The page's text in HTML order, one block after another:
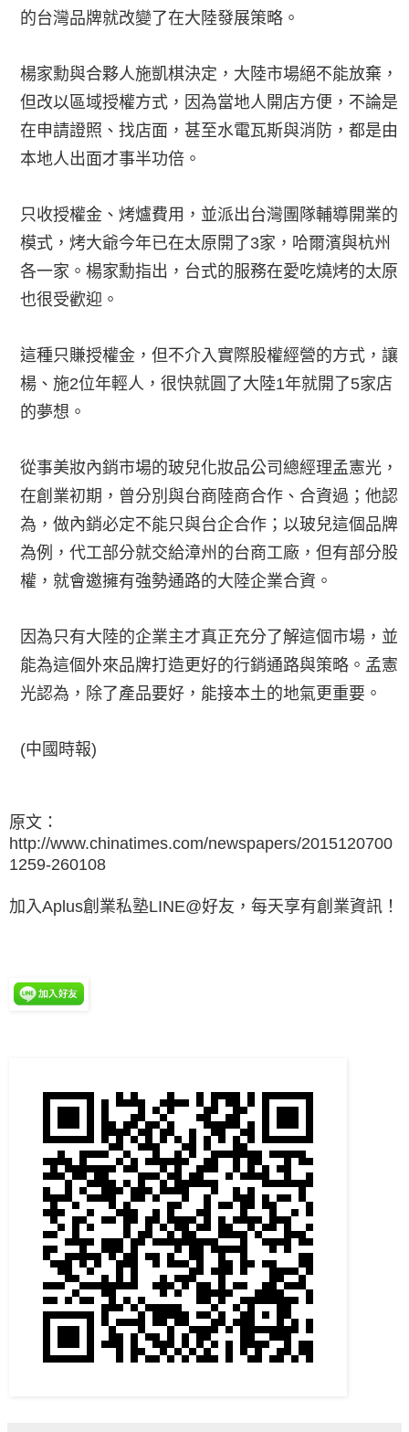
的台灣品牌就改變了在大陸發展策略。
楊家勳與合夥人施凱棋決定，大陸市場絕不能放棄，
但改以區域授權方式，因為當地人開店方便，不論是
在申請證照、找店面，甚至水電瓦斯與消防，都是由
本地人出面才事半功倍。
只收授權金、烤爐費用，並派出台灣團隊輔導開業的
模式，烤大爺今年已在太原開了3家，哈爾濱與杭州
各一家。楊家勳指出，台式的服務在愛吃燒烤的太原
也很受歡迎。
這種只賺授權金，但不介入實際股權經營的方式，讓
楊、施2位年輕人，很快就圓了大陸1年就開了5家店
的夢想。
從事美妝內銷市場的玻兒化妝品公司總經理孟憲光，
在創業初期，曾分別與台商陸商合作、合資過；他認
為，做內銷必定不能只與台企合作；以玻兒這個品牌
為例，代工部分就交給漳州的台商工廠，但有部分股
權，就會邀擁有強勢通路的大陸企業合資。
因為只有大陸的企業主才真正充分了解這個市場，並
能為這個外來品牌打造更好的行銷通路與策略。孟憲
光認為，除了產品要好，能接本土的地氣更重要。
(中國時報)
原文：
http://www.chinatimes.com/newspapers/2015120700
1259-260108
加入Aplus創業私塾LINE@好友，每天享有創業資訊！